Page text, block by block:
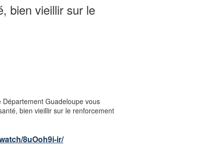
bien vieillir sur le
Guadeloupe vous
bien vieillir sur le renforcement
8uOoh9i-ir/